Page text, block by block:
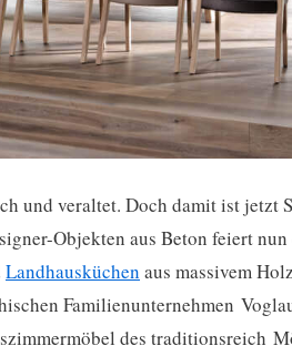
und veraltet. Doch damit ist jetzt
Objekten aus Beton feiert
Landhausküchen aus massivem
Familienunternehmen
des traditionsreich